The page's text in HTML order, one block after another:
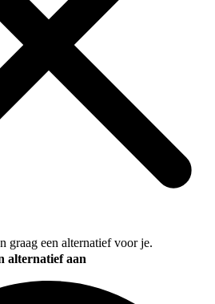
graag een alternatief voor je.
alternatief aan